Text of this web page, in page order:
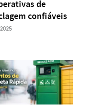
de
confiáveis